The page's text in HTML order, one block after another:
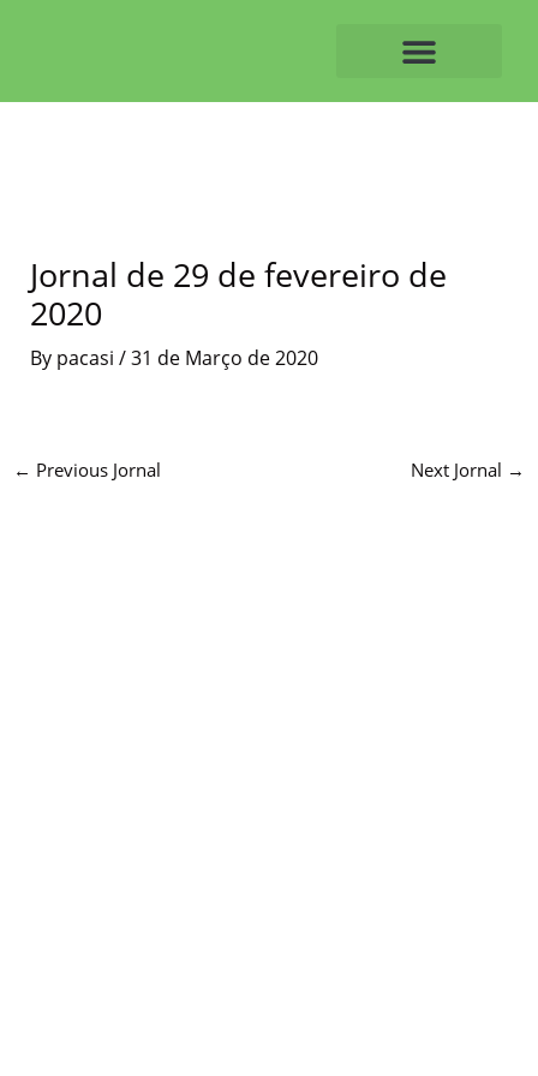
Jornal de 29 de fevereiro de
2020
By pacasi /31 de Março de 2020
← Previous Jornal Next Jornal →